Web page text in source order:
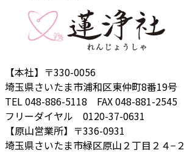
【本社】〒330-0056
埼玉県さいたま市浦和区東仲町8番19号
TEL 048-886-5118 FAX 048-881-2545
フリーダイヤル 0120-37-0631
【原山営業所】〒336-0931
埼玉県さいたま市緑区原山２丁目２４−２